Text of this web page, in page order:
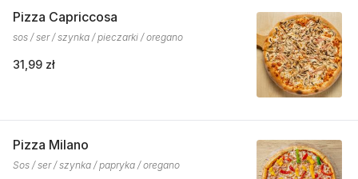
Pizza Capriccosa
sos / ser / szynka / pieczarki / oregano
31,99 zł
Pizza Milano
Sos / ser / szynka / papryka / oregano